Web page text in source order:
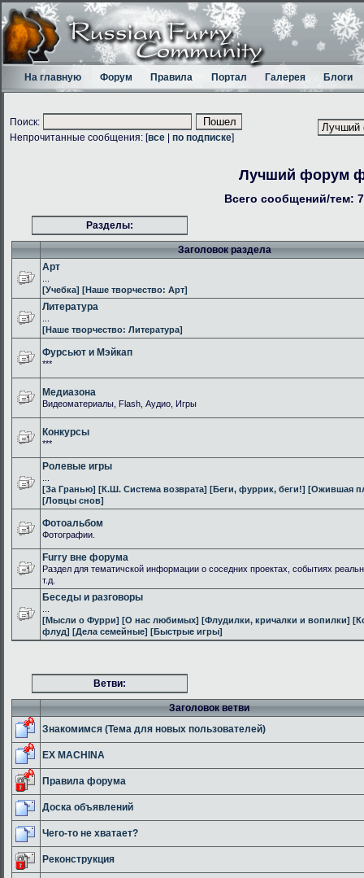
На главную Форум Правила Портал Галерея Блоги
Поиск:
Непрочитанные сообщения: [все по подписке]
Лучший форум
Всего сообщений/тем:
Разделы:
Заголовок раздела
Арт
[Учебка] [Наше творчество: Арт]
Литература
[Наше творчество: Литература]
Фурсьют и Мэйкап
***
Медиазона
Видеоматериалы, Flash, Аудио, Игры
Конкурсы
***
Ролевые игры
[За Гранью] [К.Ш. Система возврата] [Беги, фуррик, беги!] [Ожившая
[Ловцы снов]
Фотоальбом
Фотографии.
Furry вне форума
Раздел для тематичской информации о соседних проектах, событиях
т.д.
Беседы и разговоры
[Мысли о Фурри] [О нас любимых] [Флудилки, кричалки и вопилки]
флуд] [Дела семейные] [Быстрые игры]
Ветви:
Заголовок ветви
Знакомимся (Тема для новых пользователей)
EX MACHINA
Правила форума
Доска объявлений
Чего-то не хватает?
Реконструкция